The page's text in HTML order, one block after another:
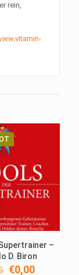
rein,
–
D. Biron
Ursprünglicher
€0,00Aktueller